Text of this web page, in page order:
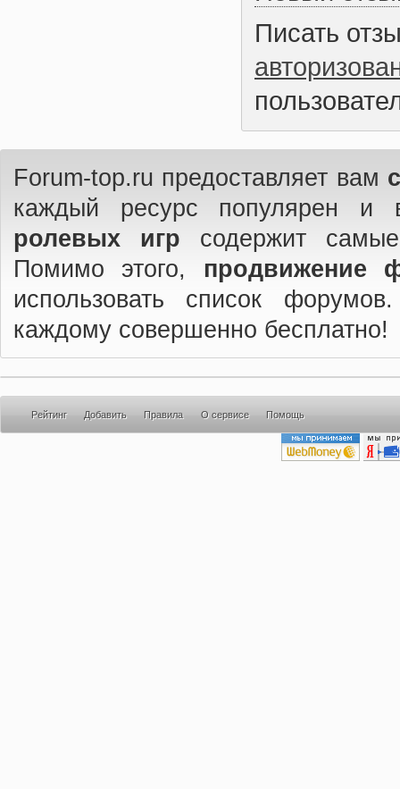
Писать
Forum-top.ru предоставляет вам
каждый ресурс популярен
ролевых игр содержит
Помимо этого, продвижение
использовать список
каждому совершенно бесплатно!
Рейтинг Добавить Правила О сервисе Помощь